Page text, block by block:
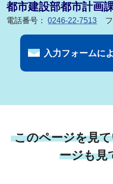
都市建設部都市計画
電話番号：0246-22-7513
入力フォームに
このページを見
ージも見